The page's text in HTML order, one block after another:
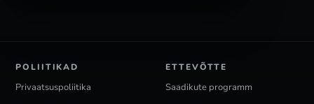
POLIITIKAD
Privaatsuspoliitika
ETTEVÕTTE
Saadikute programm